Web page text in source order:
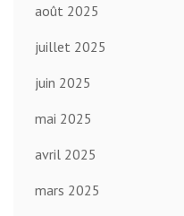
août 2025
juillet 2025
juin 2025
mai 2025
avril 2025
mars 2025